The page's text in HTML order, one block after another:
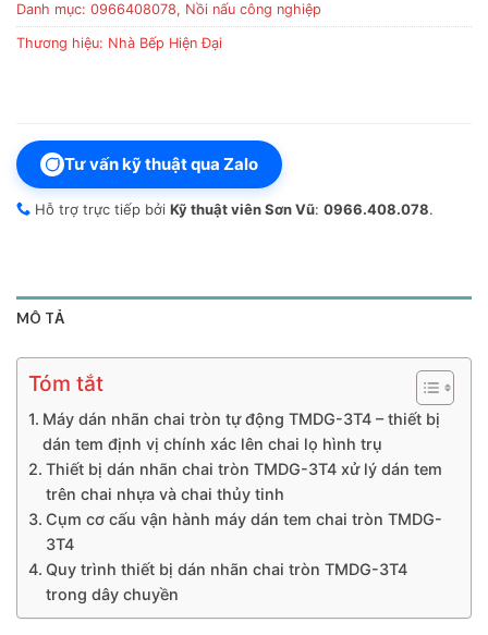
Danh mục: 0966408078, Nồi nấu công nghiệp
Thương hiệu: Nhà Bếp Hiện Đại
Tư vấn kỹ thuật qua Zalo
Hỗ trợ trực tiếp bởi Kỹ thuật viên Sơn Vũ: 0966.408.078.
MÔ TẢ
Tóm tắt
Máy dán nhãn chai tròn tự động TMDG-3T4 – thiết bị
dán tem định vị chính xác lên chai lọ hình trụ
Thiết bị dán nhãn chai tròn TMDG-3T4 xử lý dán tem
trên chai nhựa và chai thủy tinh
Cụm cơ cấu vận hành máy dán tem chai tròn TMDG-
3T4
Quy trình thiết bị dán nhãn chai tròn TMDG-3T4
trong dây chuyền